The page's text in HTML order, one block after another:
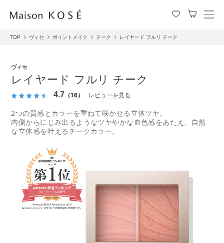
メ
TOP ヴィセ ポイントメイク チーク レイヤード フルリ チーク
ヴィセ
レイヤード フルリ チーク
4.7 （16） レビューを見る
2つの質感とカラーを重ねて咲かせる立体ツヤ。
内側からにじみ出るようなツヤやかな血色感をあたえ、自然
な立体感を叶えるチークカラー。